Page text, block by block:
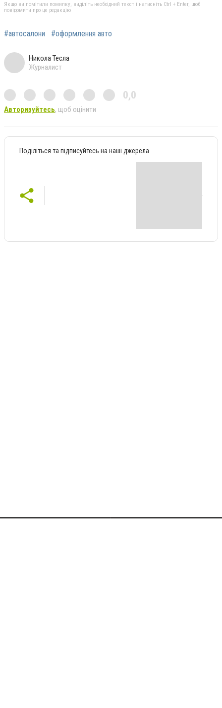
Якщо ви помітили помилку, виділіть необхідний текст і натисніть Ctrl + Enter, щоб
повідомити про це редакцію
#автосалони #оформлення авто
Никола Тесла
Журналист
0,0
Авторизуйтесь, щоб оцінити
Поділіться та підписуйтесь на наші джерела